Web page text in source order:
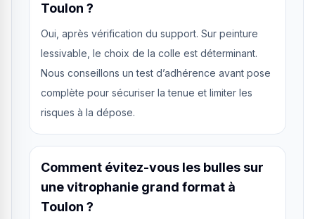
Toulon ?
Oui, après vérification du support. Sur peinture
lessivable, le choix de la colle est déterminant.
Nous conseillons un test d’adhérence avant pose
complète pour sécuriser la tenue et limiter les
risques à la dépose.
Comment évitez-vous les bulles sur
une vitrophanie grand format à
Toulon ?